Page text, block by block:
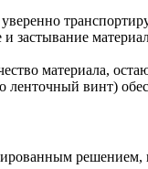
уверенно
и застывание
материала,
ленточный винт)